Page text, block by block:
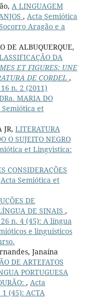
A LINGUAGEM
, Acta Semiótica
Aragão e a
DE ALBUQUERQUE,
DA
ET FIGURES: UNE
DE CORDEL ,
n. 2 (2011)
MARIA DO
Semiótica et
LITERATURA
O SUJEITO NEGRO
et Lingvistica:
CONSIDERAÇÕES
Acta Semiótica et
DE
DE SINAIS ,
n. 4 (45): A língua
e linguísticos
Janaína
DE ARTEFATOS
PORTUGUESA
, Acta
(45): ACTA